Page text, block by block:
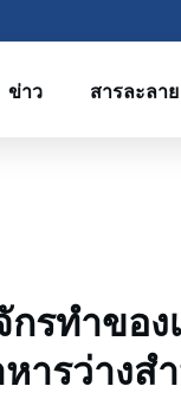
ข่าว สารละลาย
กรทําขอ
ารว่างสํ